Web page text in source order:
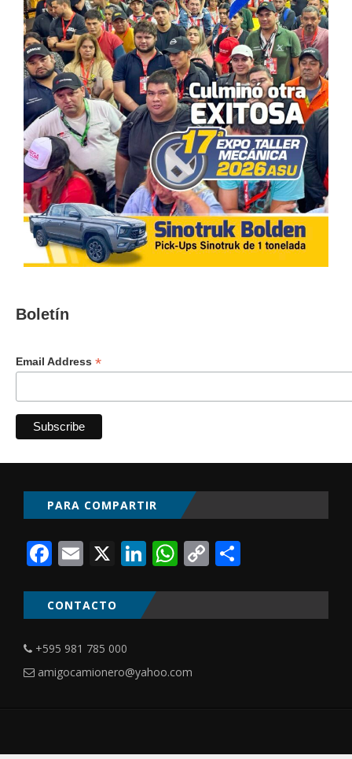
Boletín
Email Address *
PARA COMPARTIR
Facebook
Email
X LinkedIn
WhatsApp
Copy
CONTACTO
+595 981 785 000
amigocamionero@yahoo.com